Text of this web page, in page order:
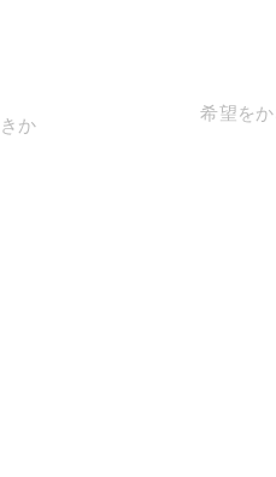
か
希望を